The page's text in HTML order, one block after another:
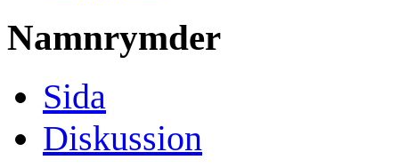
Namnrymder
Sida
Diskussion